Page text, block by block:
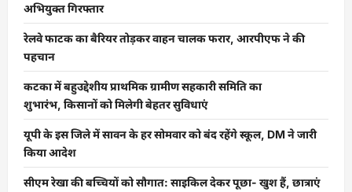
अभियुक्त गिरफ्तार
रेलवे फाटक का बैरियर तोड़कर वाहन चालक फरार, आरपीएफ ने की
पहचान
कटका में बहुउद्देशीय प्राथमिक ग्रामीण सहकारी समिति का
शुभारंभ, किसानों को मिलेगी बेहतर सुविधाएं
यूपी के इस जिले में सावन के हर सोमवार को बंद रहेंगे स्कूल, DM ने जारी
किया आदेश
सीएम रेखा की बच्चियों को सौगात: साइकिल देकर पूछा- खुश हैं, छात्राएं